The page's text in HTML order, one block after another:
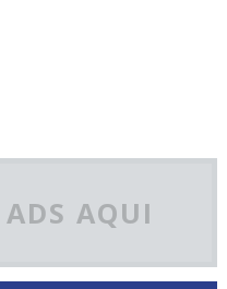
ADS AQUI